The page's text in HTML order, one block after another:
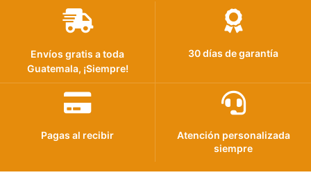
Envíos gratis a toda
Guatemala, ¡Siempre!
30 días de garantía
Pagas al recibir
Atención personalizada
siempre